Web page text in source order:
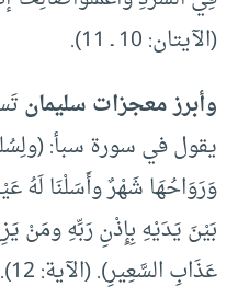
(الآيتان: 10 ـ 11).
وأبرز معجزات سليمان
يقول في سورة سبأ:
وَرَوَاحُهَا شَهْرٌ وأَسَلْنَا لَهُ
بَيْنَ يَدَيْهِ بِإِذْنِ رَبِّهِ ومَنْ
عَذَابِ السَّعِيرِ). (الآية: 12).